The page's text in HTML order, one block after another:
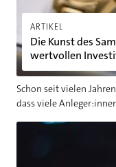
ARTIKEL
Die Kunst des
wertvollen
Schon seit vielen
dass viele
Social Trading: Was